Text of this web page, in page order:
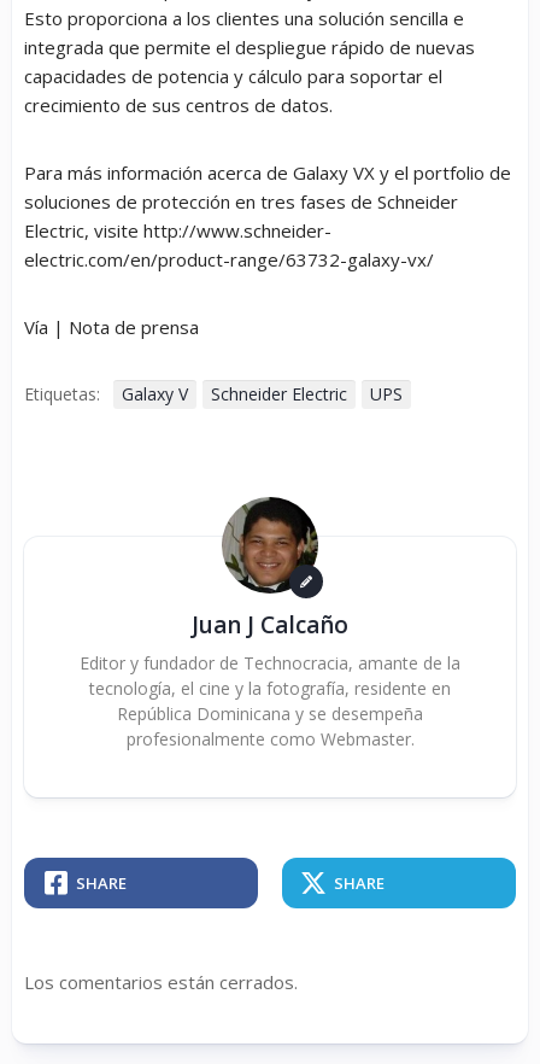
Esto proporciona a los clientes una solución sencilla e
integrada que permite el despliegue rápido de nuevas
capacidades de potencia y cálculo para soportar el
crecimiento de sus centros de datos.
Para más información acerca de Galaxy VX y el portfolio de
soluciones de protección en tres fases de Schneider
Electric, visite http://www.schneider-
electric.com/en/product-range/63732-galaxy-vx/
Vía | Nota de prensa
Etiquetas: Galaxy V Schneider Electric UPS
Juan J Calcaño
Editor y fundador de Technocracia, amante de la
tecnología, el cine y la fotografía, residente en
República Dominicana y se desempeña
profesionalmente como Webmaster.
SHARE SHARE
Los comentarios están cerrados.